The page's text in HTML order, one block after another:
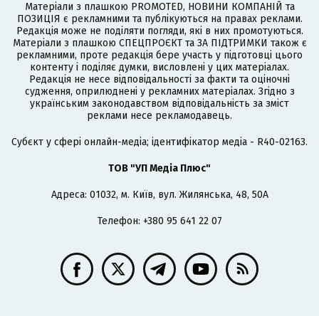
Матеріали з плашкою PROMOTED, НОВИНИ КОМПАНІЙ та
ПОЗИЦІЯ є рекламними та публікуються на правах реклами.
Редакція може не поділяти погляди, які в них промотуються.
Матеріали з плашкою СПЕЦПРОЄКТ та ЗА ПІДТРИМКИ також є
рекламними, проте редакція бере участь у підготовці цього
контенту і поділяє думки, висловлені у цих матеріалах.
Редакція не несе відповідальності за факти та оціночні
судження, оприлюднені у рекламних матеріалах. Згідно з
українським законодавством відповідальність за зміст
реклами несе рекламодавець.
Cубєкт у сфері онлайн-медіа; ідентифікатор медіа - R40-02163.
ТОВ "УП Медіа Плюс"
Адреса: 01032, м. Київ, вул. Жилянська, 48, 50А
Телефон: +380 95 641 22 07